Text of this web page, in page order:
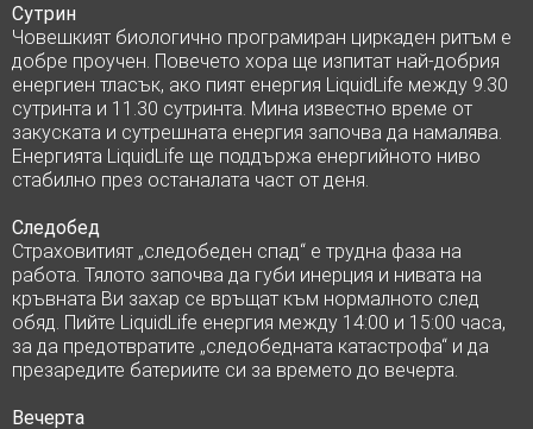
Сутрин
Човешкият биологично програмиран циркаден ритъм е
добре проучен. Повечето хора ще изпитат най-добрия
енергиен тласък, ако пият енергия LiquidLife между 9.30
сутринта и 11.30 сутринта. Мина известно време от
закуската и сутрешната енергия започва да намалява.
Енергията LiquidLife ще поддържа енергийното ниво
стабилно през останалата част от деня.
Следобед
Страховитият „следобеден спад“ е трудна фаза на
работа. Тялото започва да губи инерция и нивата на
кръвната Ви захар се връщат към нормалното след
обяд. Пийте LiquidLife енергия между 14:00 и 15:00 часа,
за да предотвратите „следобедната катастрофа“ и да
презаредите батериите си за времето до вечерта.
Вечерта